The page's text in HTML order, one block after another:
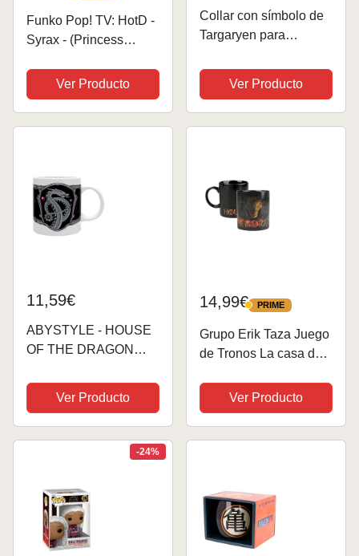
Funko Pop! TV: HotD -
Syrax - (Princess
House Of The Dragon -
Figura de Vinilo
Coleccionable - Idea
Ver Producto
Collar con símbolo de
Targaryen para
colgante de dragón de
3 cabezas, colgante de
balerión, meraxes y
Vhagar, cadena de
Ver Producto
11,59€
ABYSTYLE - HOUSE
OF THE DRAGON
Ver Producto
14,99€ PRIME
PRIME
Grupo Erik Taza Juego
de Tronos La casa del
Taza café cerámica
350 ml, Cambiente de
color | Tazas de café,
Ver Producto
-24%